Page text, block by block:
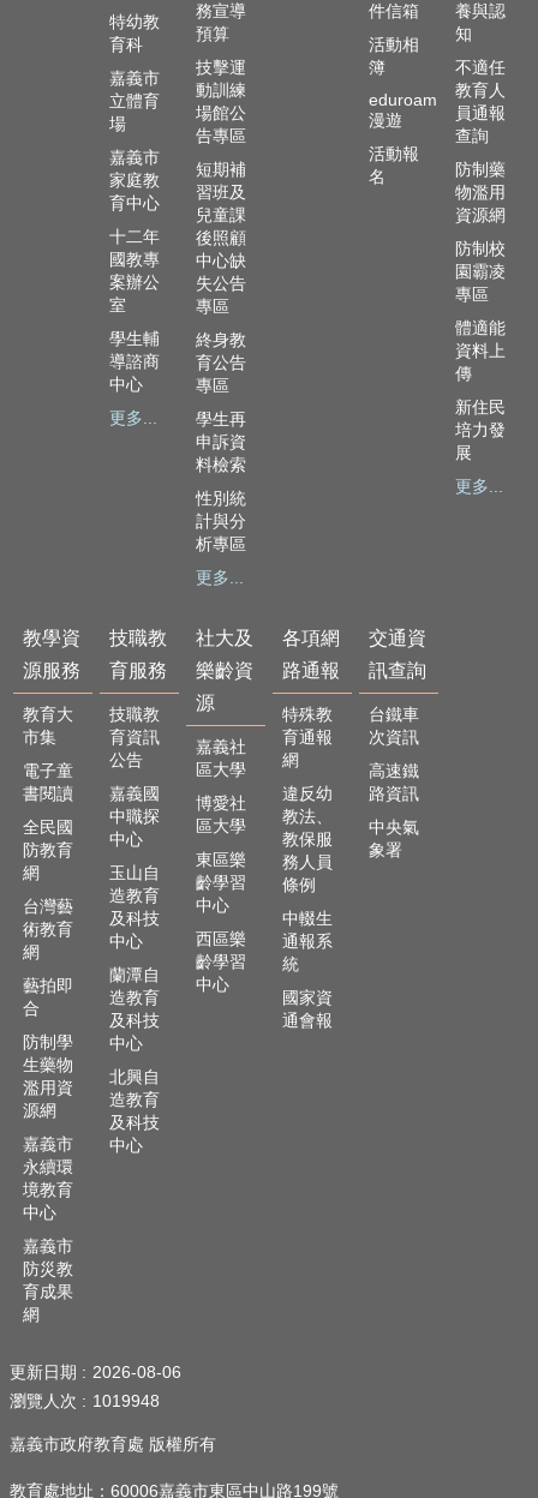
網
站
導
覽
閱
RSS
站
內
搜
尋
隱
私
政
策
網
站
安
全
政
策
特幼教
育科
嘉義市
立體育
場
嘉義市
家庭教
育中心
十二年
國教專
案辦公
室
學生輔
導諮商
中心
更多...
務宣導
預算
技擊運
動訓練
場館公
告專區
短期補
習班及
兒童課
後照顧
中心缺
失公告
專區
終身教
育公告
專區
學生再
申訴資
料檢索
性別統
計與分
析專區
更多...
件信箱
活動相
簿
eduroam
漫遊
活動報
名
養與認
知
不適任
教育人
員通報
查詢
防制藥
物濫用
資源網
防制校
園霸凌
專區
體適能
資料上
傳
新住民
培力發
展
更多...
教學資
源服務
教育大
市集
電子童
書閱讀
全民國
防教育
網
台灣藝
術教育
網
藝拍即
合
防制學
生藥物
濫用資
源網
嘉義市
永續環
境教育
中心
嘉義市
防災教
育成果
網
技職教
育服務
技職教
育資訊
公告
嘉義國
中職探
中心
玉山自
造教育
及科技
中心
蘭潭自
造教育
及科技
中心
北興自
造教育
及科技
中心
社大及
樂齡資
源
嘉義社
區大學
博愛社
區大學
東區樂
齡學習
中心
西區樂
齡學習
中心
各項網
路通報
特殊教
育通報
網
違反幼
教法、
教保服
務人員
條例
中輟生
通報系
統
國家資
通會報
交通資
訊查詢
台鐵車
次資訊
高速鐵
路資訊
中央氣
象署
更新日期
2026-08-06
瀏覽人次
1019948
嘉義市政府教育處 版權所有
教育處地址：60006嘉義市東區中山路199號